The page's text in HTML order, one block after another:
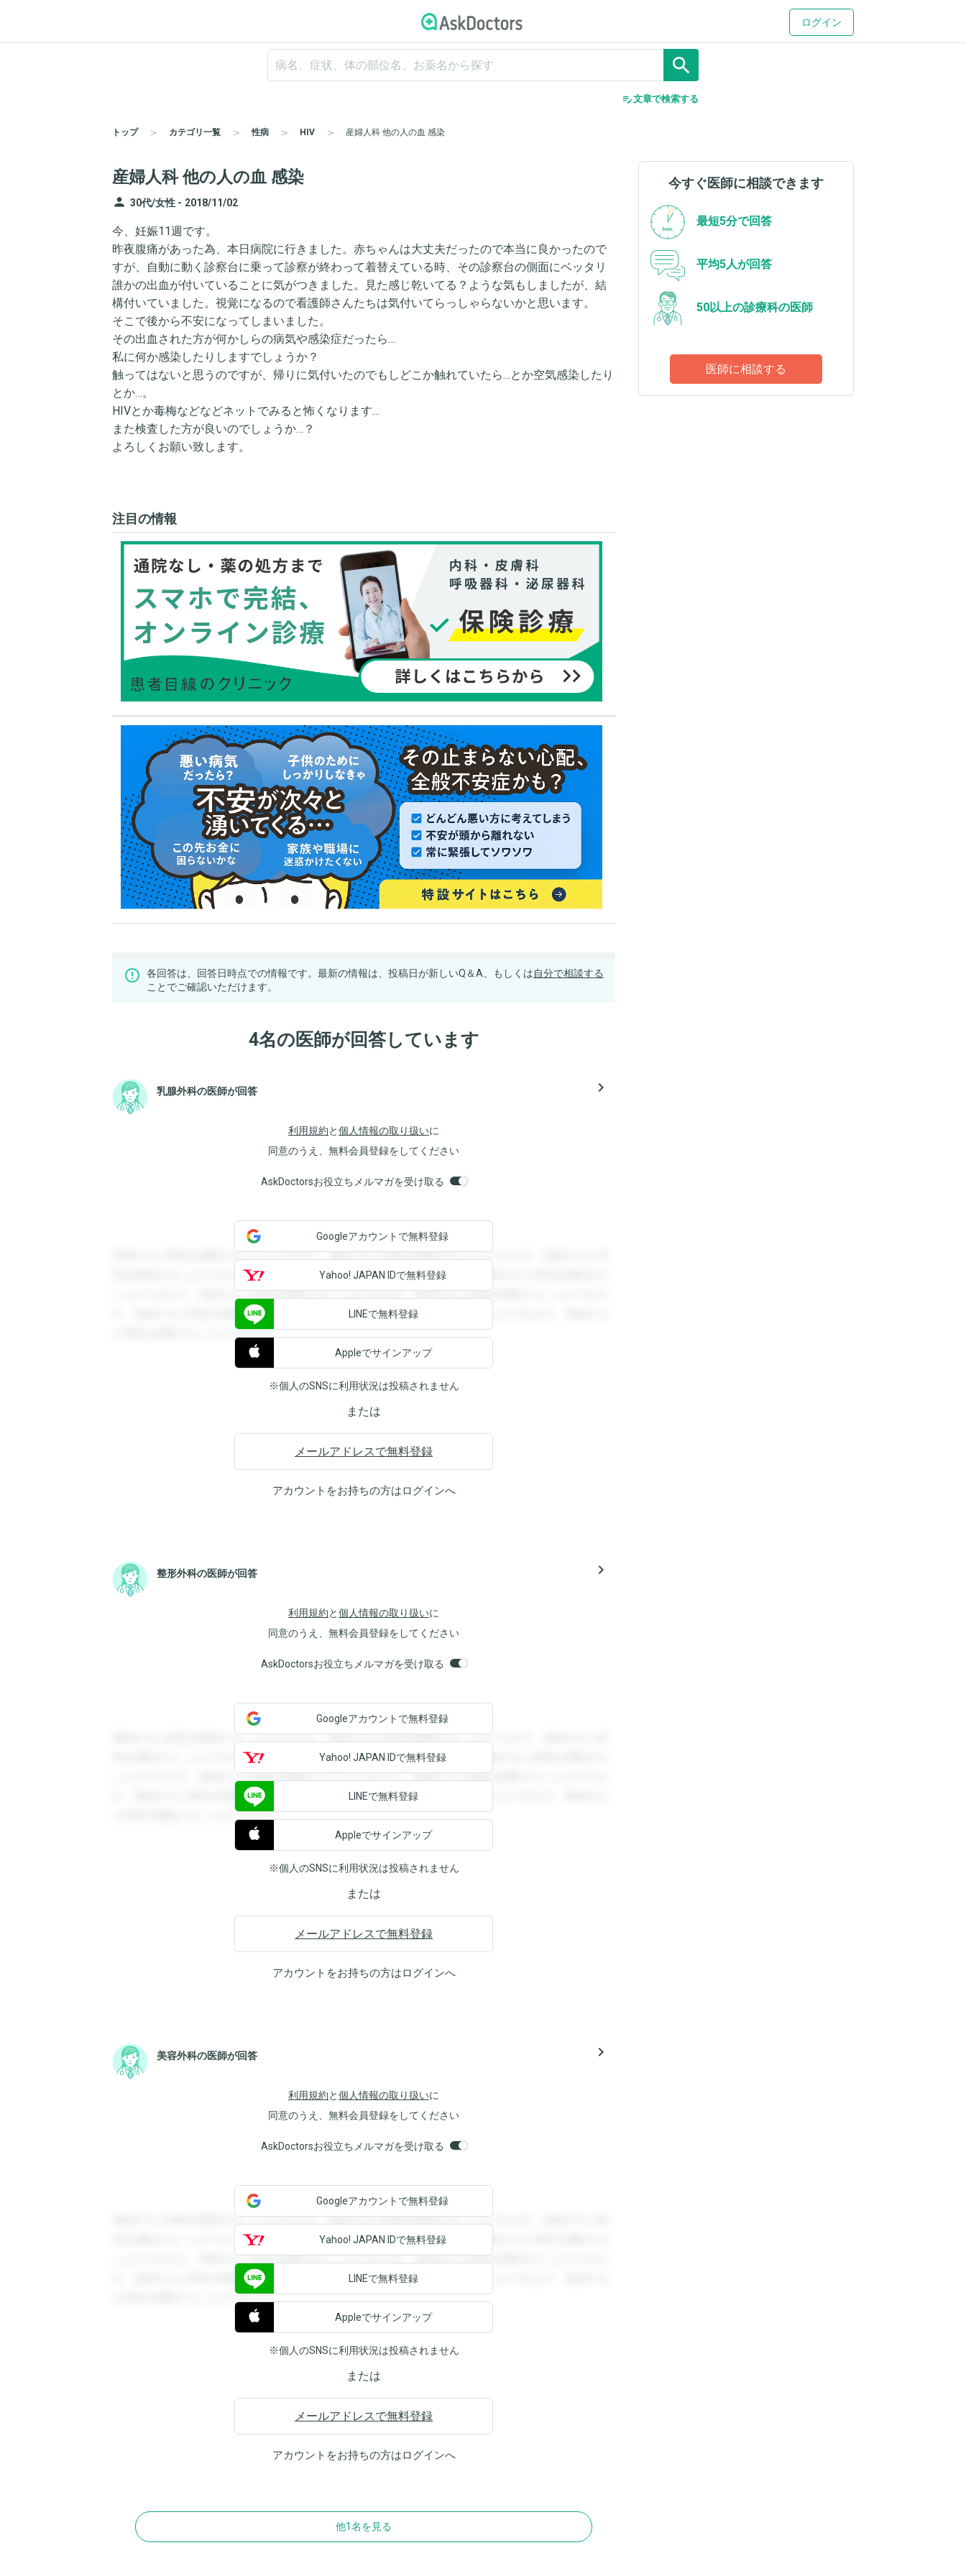
ログイン
search
edit_note文章で検索する
トップ カテゴリ一覧 性病 HIV 産婦人科 他の人の血 感染
産婦人科 他の人の血 感染
person 30代/女性 - 2018/11/02
今、妊娠11週です。
昨夜腹痛があった為、本日病院に行きました。赤ちゃんは大丈夫だったので本当に良かったので
すが、自動に動く診察台に乗って診察が終わって着替えている時、その診察台の側面にベッタリ
誰かの出血が付いていることに気がつきました。見た感じ乾いてる？ような気もしましたが、結
構付いていました。視覚になるので看護師さんたちは気付いてらっしゃらないかと思います。
そこで後から不安になってしまいました。
その出血された方が何かしらの病気や感染症だったら…
私に何か感染したりしますでしょうか？
触ってはないと思うのですが、帰りに気付いたのでもしどこか触れていたら…とか空気感染したり
とか…。
HIVとか毒梅などなどネットでみると怖くなります…
また検査した方が良いのでしょうか…？
よろしくお願い致します。
注目の情報
各回答は、回答日時点での情報です。最新の情報は、投稿日が新しいQ＆A、もしくは自分で相談する
ことでご確認いただけます。
4名の医師が回答しています
乳腺外科の医師が回答 navigate_next
利用規約と個人情報の取り扱いに
同意のうえ、無料会員登録をしてください
AskDoctorsお役立ちメルマガを受け取る
登録すると回答を閲覧することができます。登録すると回答を閲覧することができます。登録すると回
答を閲覧することができます。登録すると回答を閲覧することができます。登録すると回答を閲覧する
ことができます。登録すると回答を閲覧することができます。登録すると回答を閲覧することができま
す。登録すると回答を閲覧することができます。登録すると回答を閲覧することができます。登録する
と回答を閲覧することができます。
Googleアカウントで無料登録
Yahoo! JAPAN IDで無料登録
LINEで無料登録
Appleでサインアップ
※個人のSNSに利用状況は投稿されません
または
メールアドレスで無料登録
アカウントをお持ちの方はログインへ
整形外科の医師が回答 navigate_next
利用規約と個人情報の取り扱いに
同意のうえ、無料会員登録をしてください
AskDoctorsお役立ちメルマガを受け取る
登録すると回答を閲覧することができます。登録すると回答を閲覧することができます。登録すると回
答を閲覧することができます。登録すると回答を閲覧することができます。登録すると回答を閲覧する
ことができます。登録すると回答を閲覧することができます。登録すると回答を閲覧することができま
す。登録すると回答を閲覧することができます。登録すると回答を閲覧することができます。登録する
と回答を閲覧することができます。
Googleアカウントで無料登録
Yahoo! JAPAN IDで無料登録
LINEで無料登録
Appleでサインアップ
※個人のSNSに利用状況は投稿されません
または
メールアドレスで無料登録
アカウントをお持ちの方はログインへ
美容外科の医師が回答 navigate_next
利用規約と個人情報の取り扱いに
同意のうえ、無料会員登録をしてください
AskDoctorsお役立ちメルマガを受け取る
登録すると回答を閲覧することができます。登録すると回答を閲覧することができます。登録すると回
答を閲覧することができます。登録すると回答を閲覧することができます。登録すると回答を閲覧する
ことができます。登録すると回答を閲覧することができます。登録すると回答を閲覧することができま
す。登録すると回答を閲覧することができます。登録すると回答を閲覧することができます。登録する
と回答を閲覧することができます。
Googleアカウントで無料登録
Yahoo! JAPAN IDで無料登録
LINEで無料登録
Appleでサインアップ
※個人のSNSに利用状況は投稿されません
または
メールアドレスで無料登録
アカウントをお持ちの方はログインへ
他1名を見る
今すぐ医師に相談できます
最短5分で回答
平均5人が回答
50以上の診療科の医師
医師に相談する